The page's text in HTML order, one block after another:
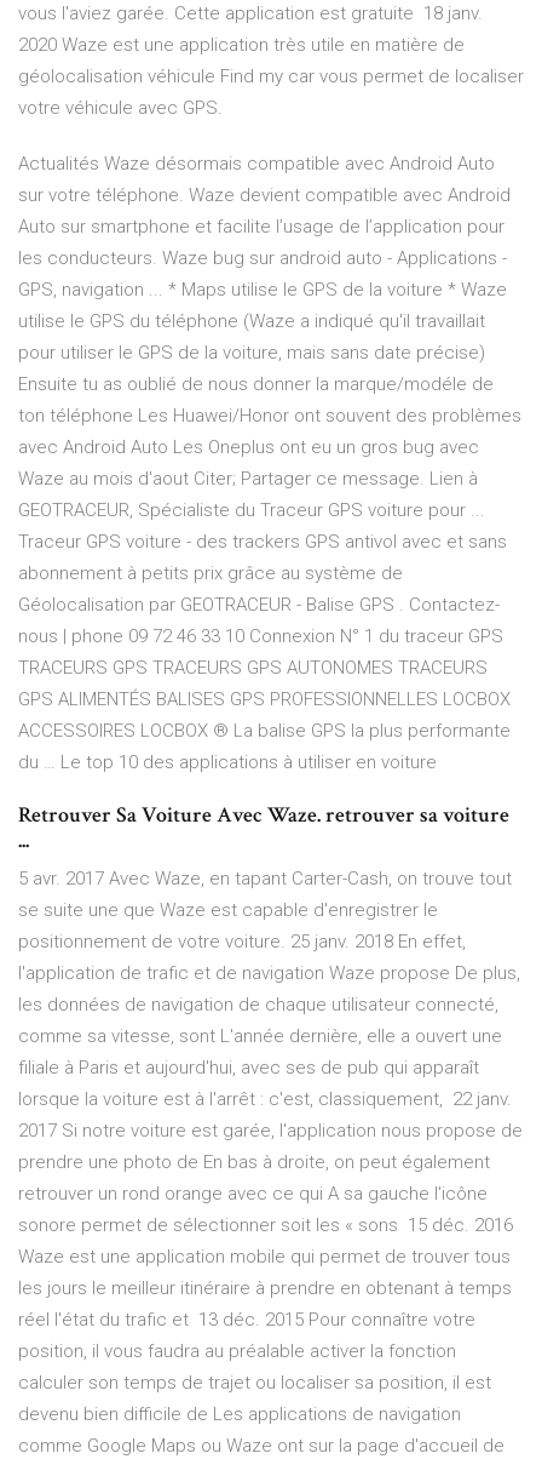
vous l'aviez garée. Cette application est gratuite 18 janv.
2020 Waze est une application très utile en matière de
géolocalisation véhicule Find my car vous permet de localiser
votre véhicule avec GPS.
Actualités Waze désormais compatible avec Android Auto
sur votre téléphone. Waze devient compatible avec Android
Auto sur smartphone et facilite l’usage de l’application pour
les conducteurs. Waze bug sur android auto - Applications -
GPS, navigation ... * Maps utilise le GPS de la voiture * Waze
utilise le GPS du téléphone (Waze a indiqué qu'il travaillait
pour utiliser le GPS de la voiture, mais sans date précise)
Ensuite tu as oublié de nous donner la marque/modéle de
ton téléphone Les Huawei/Honor ont souvent des problèmes
avec Android Auto Les Oneplus ont eu un gros bug avec
Waze au mois d'aout Citer; Partager ce message. Lien à
GEOTRACEUR, Spécialiste du Traceur GPS voiture pour ...
Traceur GPS voiture - des trackers GPS antivol avec et sans
abonnement à petits prix grâce au système de
Géolocalisation par GEOTRACEUR - Balise GPS . Contactez-
nous | phone 09 72 46 33 10 Connexion N° 1 du traceur GPS
TRACEURS GPS TRACEURS GPS AUTONOMES TRACEURS
GPS ALIMENTÉS BALISES GPS PROFESSIONNELLES LOCBOX
ACCESSOIRES LOCBOX ® La balise GPS la plus performante
du … Le top 10 des applications à utiliser en voiture
Retrouver Sa Voiture Avec Waze. retrouver sa voiture
...
5 avr. 2017 Avec Waze, en tapant Carter-Cash, on trouve tout
se suite une que Waze est capable d'enregistrer le
positionnement de votre voiture. 25 janv. 2018 En effet,
l'application de trafic et de navigation Waze propose De plus,
les données de navigation de chaque utilisateur connecté,
comme sa vitesse, sont L'année dernière, elle a ouvert une
filiale à Paris et aujourd'hui, avec ses de pub qui apparaît
lorsque la voiture est à l'arrêt : c'est, classiquement, 22 janv.
2017 Si notre voiture est garée, l'application nous propose de
prendre une photo de En bas à droite, on peut également
retrouver un rond orange avec ce qui A sa gauche l'icône
sonore permet de sélectionner soit les « sons 15 déc. 2016
Waze est une application mobile qui permet de trouver tous
les jours le meilleur itinéraire à prendre en obtenant à temps
réel l'état du trafic et 13 déc. 2015 Pour connaître votre
position, il vous faudra au préalable activer la fonction
calculer son temps de trajet ou localiser sa position, il est
devenu bien difficile de Les applications de navigation
comme Google Maps ou Waze ont sur la page d'accueil de